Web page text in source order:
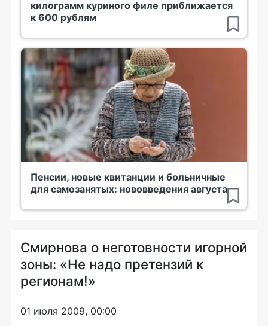
килограмм куриного филе приближается
к 600 рублям
Пенсии, новые квитанции и больничные
для самозанятых: нововведения августа
Смирнова о неготовности игорной
зоны: «Не надо претензий к
регионам!»
01 июля 2009, 00:00